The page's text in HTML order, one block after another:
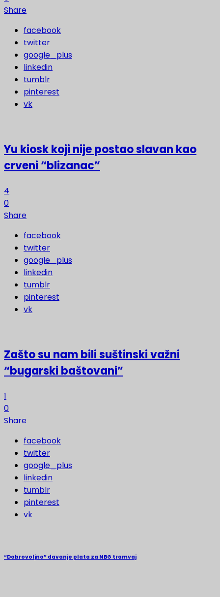
Share
facebook
twitter
google_plus
linkedin
tumblr
pinterest
vk
Yu kiosk koji nije postao slavan kao
crveni “blizanac”
4
0
Share
facebook
twitter
google_plus
linkedin
tumblr
pinterest
vk
Zašto su nam bili suštinski važni
“bugarski baštovani”
1
0
Share
facebook
twitter
google_plus
linkedin
tumblr
pinterest
vk
“Dobrovoljno” davanje plata za NBG tramvaj